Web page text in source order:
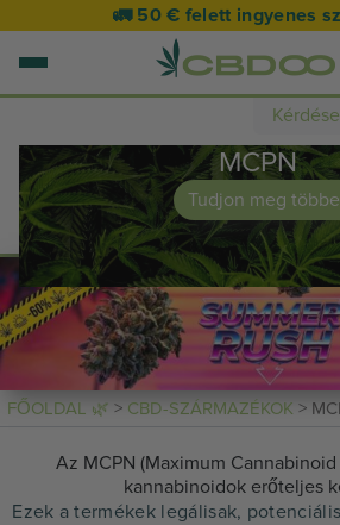
🚛 50 € felett ingyenes
0 termék
A kosár üres.
MCPN
Tudjon meg
FŐOLDAL 🌿 > CBD-SZÁRMAZÉKOK >
Az MCPN (Maximum
kannabinoidok erőteljes
Ezek a termékek legálisak,